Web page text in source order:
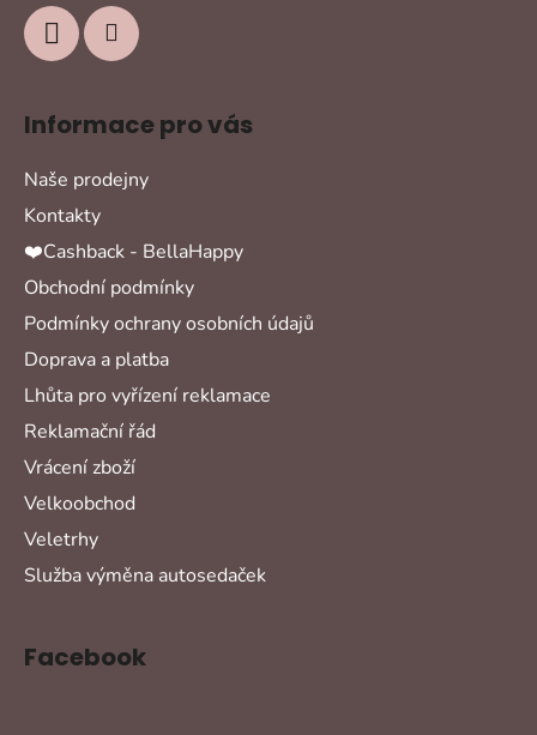
Informace pro vás
Naše prodejny
Kontakty
❤️Cashback - BellaHappy
Obchodní podmínky
Podmínky ochrany osobních údajů
Doprava a platba
Lhůta pro vyřízení reklamace
Reklamační řád
Vrácení zboží
Velkoobchod
Veletrhy
Služba výměna autosedaček
Facebook